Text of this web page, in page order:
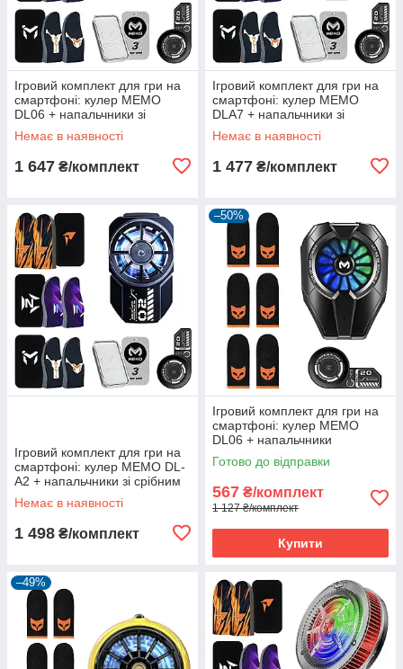
Ігровий комплект для гри на
смартфоні: кулер MEMO
DL06 + напальчники зі
срібним волокном (6 шт.) + 3
бокси + пудра + пластина
Немає в наявності
1 647 ₴/комплект
Ігровий комплект для гри на
смартфоні: кулер MEMO
DLA7 + напальчники зі
срібним волокном (6 шт.) + 3
бокси + пудра + пластина
Немає в наявності
1 477 ₴/комплект
Ігровий комплект для гри на
смартфоні: кулер MEMO DL-
A2 + напальчники зі срібним
волокном (6 шт.) + 3 бокси +
пудра + пластина
Немає в наявності
1 498 ₴/комплект
–50%
Ігровий комплект для гри на
смартфоні: кулер MEMO
DL06 + напальчники
PLAYCAT 3 пари (6 шт.) +
пластина MEMO VC01
Готово до відправки
567 ₴/комплект
1 127 ₴/комплект
Купити
–49%